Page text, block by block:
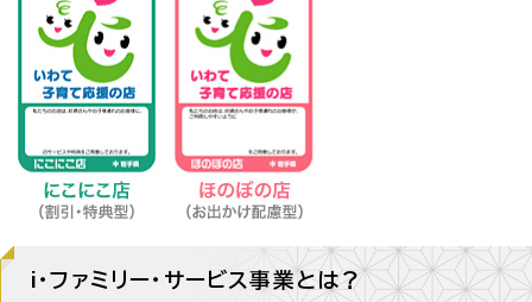
i・ファミリー・サービス事業とは？